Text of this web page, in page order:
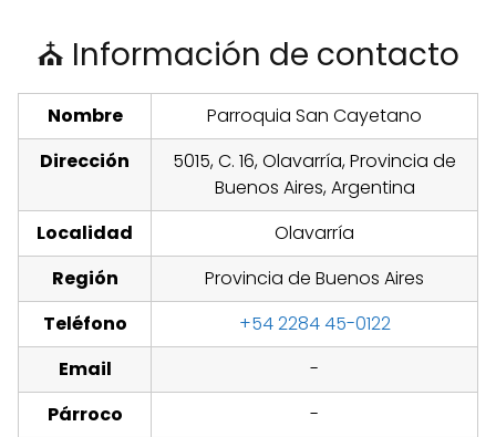
⛪ Información de contacto
Nombre
Parroquia San Cayetano
Dirección
5015, C. 16, Olavarría, Provincia de
Buenos Aires, Argentina
Localidad
Olavarría
Región
Provincia de Buenos Aires
Teléfono
+54 2284 45-0122
Email
-
Párroco
-